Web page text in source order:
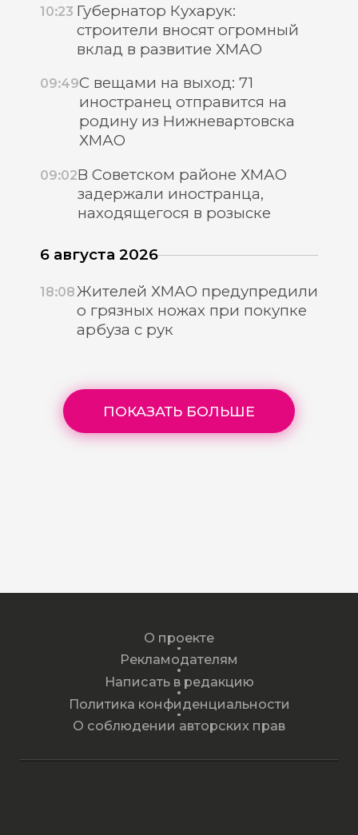
10:23 Губернатор Кухарук:
строители вносят огромный
вклад в развитие ХМАО
09:49С вещами на выход: 71
иностранец отправится на
родину из Нижневартовска
ХМАО
09:02В Советском районе ХМАО
задержали иностранца,
находящегося в розыске
6 августа 2026
18:08Жителей ХМАО предупредили
о грязных ножах при покупке
арбуза с рук
ПОКАЗАТЬ БОЛЬШЕ
О проекте
Рекламодателям
Написать в редакцию
Политика конфиденциальности
О соблюдении авторских прав